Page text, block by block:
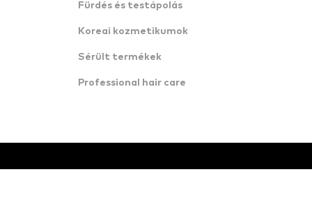
Fürdés és testápolás
Koreai kozmetikumok
Sérült termékek
Professional hair care